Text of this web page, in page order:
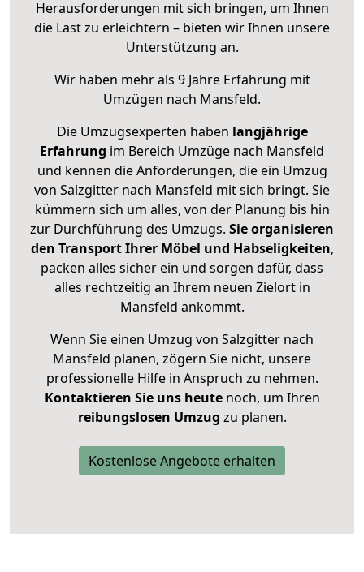
Herausforderungen mit sich bringen, um Ihnen
die Last zu erleichtern – bieten wir Ihnen unsere
Unterstützung an.
Wir haben mehr als 9 Jahre Erfahrung mit
Umzügen nach Mansfeld.
Die Umzugsexperten haben langjährige
Erfahrung im Bereich Umzüge nach Mansfeld
und kennen die Anforderungen, die ein Umzug
von Salzgitter nach Mansfeld mit sich bringt. Sie
kümmern sich um alles, von der Planung bis hin
zur Durchführung des Umzugs. Sie organisieren
den Transport Ihrer Möbel und Habseligkeiten,
packen alles sicher ein und sorgen dafür, dass
alles rechtzeitig an Ihrem neuen Zielort in
Mansfeld ankommt.
Wenn Sie einen Umzug von Salzgitter nach
Mansfeld planen, zögern Sie nicht, unsere
professionelle Hilfe in Anspruch zu nehmen.
Kontaktieren Sie uns heutenoch, um Ihren
reibungslosen Umzug zu planen.
Kostenlose Angebote erhalten